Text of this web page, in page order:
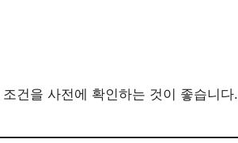
건을 사전에 확인하는 것이 좋습니다.